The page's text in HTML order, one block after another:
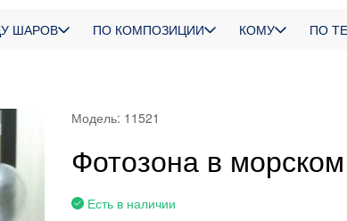
ШАРОВ ПО КОМПОЗИЦИИ КОМУ ПО
Модель: 11521
Фотозона в
Есть в наличии